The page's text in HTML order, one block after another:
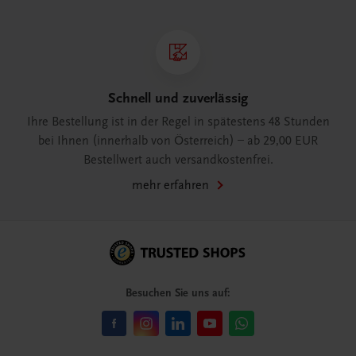
Schnell und zuverlässig
Ihre Bestellung ist in der Regel in spätestens 48 Stunden
bei Ihnen (innerhalb von Österreich) – ab 29,00 EUR
Bestellwert auch versandkostenfrei.
mehr erfahren
Besuchen Sie uns auf: